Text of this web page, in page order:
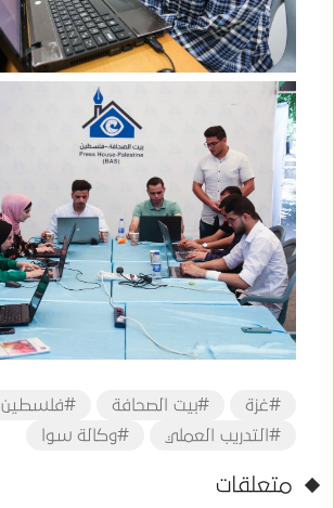
#غزة #بيت الصحافة
#فلسطين
#التدريب العملي
#وكالة سوا
متعلقات